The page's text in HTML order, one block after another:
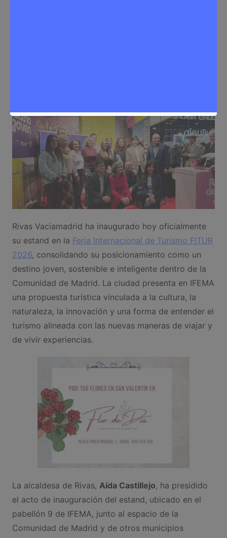
Rivas Vaciamadrid ha inaugurado hoy oficialmente
su estand en la Feria Internacional de Turismo FITUR
2026, consolidando su posicionamiento como un
destino joven, sostenible e inteligente dentro de la
Comunidad de Madrid. La ciudad presenta en IFEMA
una propuesta turística vinculada a la cultura, la
naturaleza, la innovación y una forma de entender el
turismo alineada con las nuevas maneras de viajar y
de vivir experiencias.
La alcaldesa de Rivas, Aída Castillejo, ha presidido
el acto de inauguración del estand, ubicado en el
pabellón 9 de IFEMA, junto al espacio de la
Comunidad de Madrid y de otros municipios